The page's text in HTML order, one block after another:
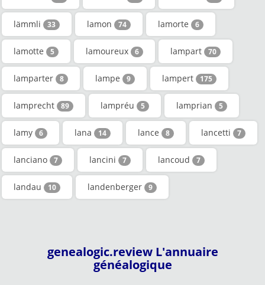
lämmli 33 lamon 74 lamorte 6
lamotte 5 lamoureux 6 lampart 70
lamparter 8 lampe 9 lampert 175
lamprecht 89 lampréu 5 lamprian 5
lamy 6 lana 14 lance 8 lancetti 7
lanciano 7 lancini 7 lancoud 7
landau 10 landenberger 9
genealogic.review L'annuaire
généalogique